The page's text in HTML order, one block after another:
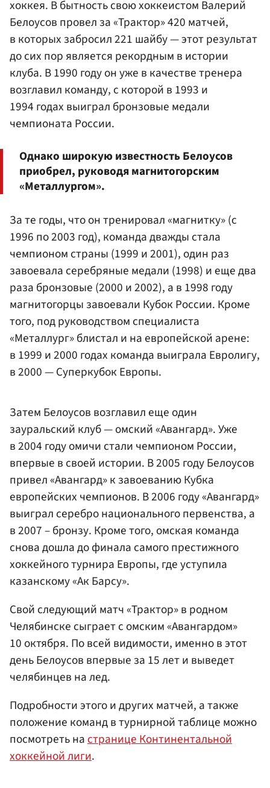
хоккея. В бытность свою хоккеистом Валерий
Белоусов провел за «Трактор» 420 матчей,
в которых забросил 221 шайбу — этот результат
до сих пор является рекордным в истории
клуба. В 1990 году он уже в качестве тренера
возглавил команду, с которой в 1993 и
1994 годах выиграл бронзовые медали
чемпионата России.
Однако широкую известность Белоусов
приобрел, руководя магнитогорским
«Металлургом».
За те годы, что он тренировал «магнитку» (с
1996 по 2003 год), команда дважды стала
чемпионом страны (1999 и 2001), один раз
завоевала серебряные медали (1998) и еще два
раза бронзовые (2000 и 2002), а в 1998 году
магнитогорцы завоевали Кубок России. Кроме
того, под руководством специалиста
«Металлург» блистал и на европейской арене:
в 1999 и 2000 годах команда выиграла Евролигу,
в 2000 — Суперкубок Европы.
Затем Белоусов возглавил еще один
зауральский клуб — омский «Авангард». Уже
в 2004 году омичи стали чемпионом России,
впервые в своей истории. В 2005 году Белоусов
привел «Авангард» к завоеванию Кубка
европейских чемпионов. В 2006 году «Авангард»
выиграл серебро национального первенства, а
в 2007 – бронзу. Кроме того, омская команда
снова дошла до финала самого престижного
хоккейного турнира Европы, где уступила
казанскому «Ак Барсу».
Свой следующий матч «Трактор» в родном
Челябинске сыграет с омским «Авангардом»
10 октября. По всей видимости, именно в этот
день Белоусов впервые за 15 лет и выведет
челябинцев на лед.
Подробности этого и других матчей, а также
положение команд в турнирной таблице можно
посмотреть настранице Континентальной
хоккейной лиги.